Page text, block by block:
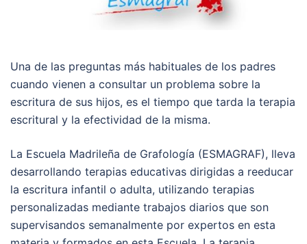
Una de las preguntas más habituales de los padres
cuando vienen a consultar un problema sobre la
escritura de sus hijos, es el tiempo que tarda la terapia
escritural y la efectividad de la misma.
La Escuela Madrileña de Grafología (ESMAGRAF), lleva
desarrollando terapias educativas dirigidas a reeducar
la escritura infantil o adulta, utilizando terapias
personalizadas mediante trabajos diarios que son
supervisandos semanalmente por expertos en esta